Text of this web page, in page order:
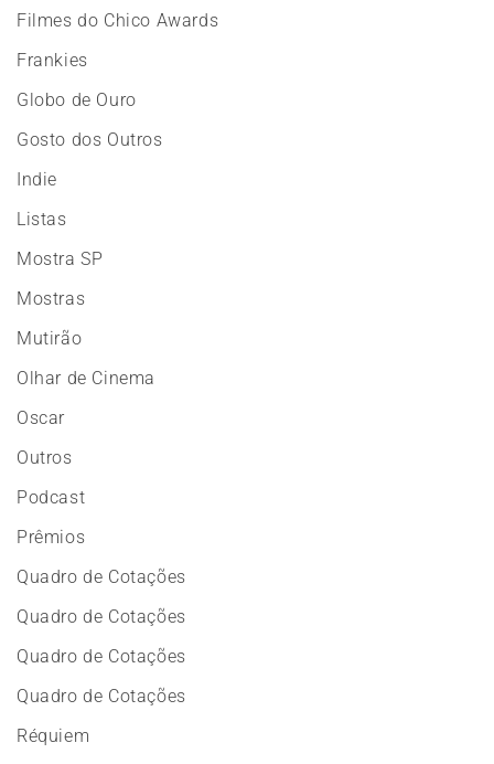
Filmes do Chico Awards
Frankies
Globo de Ouro
Gosto dos Outros
Indie
Listas
Mostra SP
Mostras
Mutirão
Olhar de Cinema
Oscar
Outros
Podcast
Prêmios
Quadro de Cotações
Quadro de Cotações
Quadro de Cotações
Quadro de Cotações
Réquiem